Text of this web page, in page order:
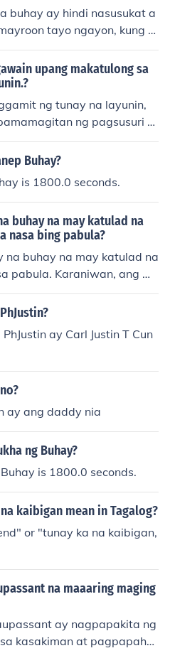
buhay ay hindi nasusukat a
tayo ngayon, kung n
sa pag ibig o ano p
natin. dahil ang tunay
lamang kung ma
bagay na ipinagkaloob sa
ang pagpapakatotoo sa
upang makatulong sa
ng tunay na layunin,
ng pagsusuri at
at pangarap sa buh
na mahalaga sa iyo at k
tapat at may determi
layunin sa buhay.
Buhay?
is 1800.0 seconds.
buhay na may katulad na
nasa bing pabula?
na buhay na may katulad na
pabula. Karaniwan, ang m
ay may malalim na
at handang tumulo
at may malasa
kahalagahan ng pagkakais
ay Carl Justin T Cun
ay ang daddy nia
ng Buhay?
is 1800.0 seconds.
kaibigan mean in Tagalog?
or "tunay ka na kaibigan,
na maaaring maging
ay nagpapakita ng
kasakiman at pagpapahal